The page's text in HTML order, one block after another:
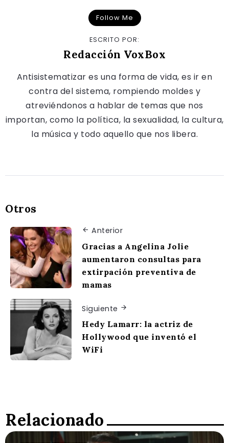
Follow Me
ESCRITO POR:
Redacción VoxBox
Antisistematizar es una forma de vida, es ir en
contra del sistema, rompiendo moldes y
atreviéndonos a hablar de temas que nos
importan, como la política, la sexualidad, la cultura,
la música y todo aquello que nos libera.
Otros
Anterior
Gracias a Angelina Jolie
aumentaron consultas para
extirpación preventiva de
mamas
Siguiente
Hedy Lamarr: la actriz de
Hollywood que inventó el
WiFi
Relacionado